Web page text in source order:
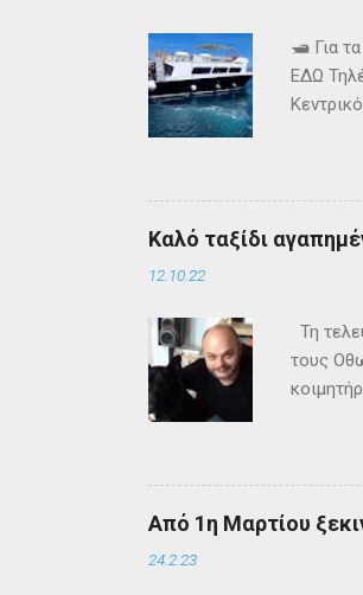
🛥️ Για
ΕΔΩ
Καλό ταξίδι
12.10.22
Τη
τους
Από 1η Μαρτίου
24.2.23